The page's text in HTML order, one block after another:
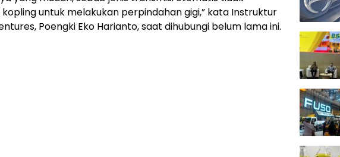
untuk melakukan perpindahan gigi,” kata Instruktur
Poengki Eko Harianto, saat dihubungi belum lama ini.